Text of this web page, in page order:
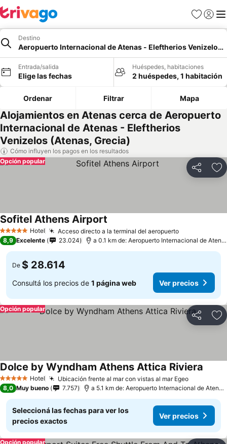
Favoritos
Iniciar
Destino
Aeropuerto Internacional de Atenas - Eleftherios Venizelos,
Entrada/salida
Elige las fechas
Huéspedes, habitaciones
2 huéspedes, 1 habitación
Ordenar Filtrar Mapa
Alojamientos en Atenas cerca de Aeropuerto
Internacional de Atenas - Eleftherios
Venizelos (Atenas, Grecia)
Cómo influyen los pagos en los resultados
Compartir
Opción popular
5 Estrellas Hotel Acceso directo a la terminal del aeropuerto
Sofitel Athens Airport
8,9 Excelente 23.024 a 0.1 km de: Aeropuerto Internacional de Atenas - Eleftherios Venizelos
De $ 28.614
Consultá los precios de 1 página web Ver precios
Compartir
Opción popular
5 Estrellas Hotel Ubicación frente al mar con vistas al mar Egeo
Dolce by Wyndham Athens Attica Riviera
8,0 Muy bueno 7.757 a 5.1 km de: Aeropuerto Internacional de Atenas - Eleftherios Venizelos
Seleccioná las fechas para ver los
precios exactos
Ver precios
Opción popular